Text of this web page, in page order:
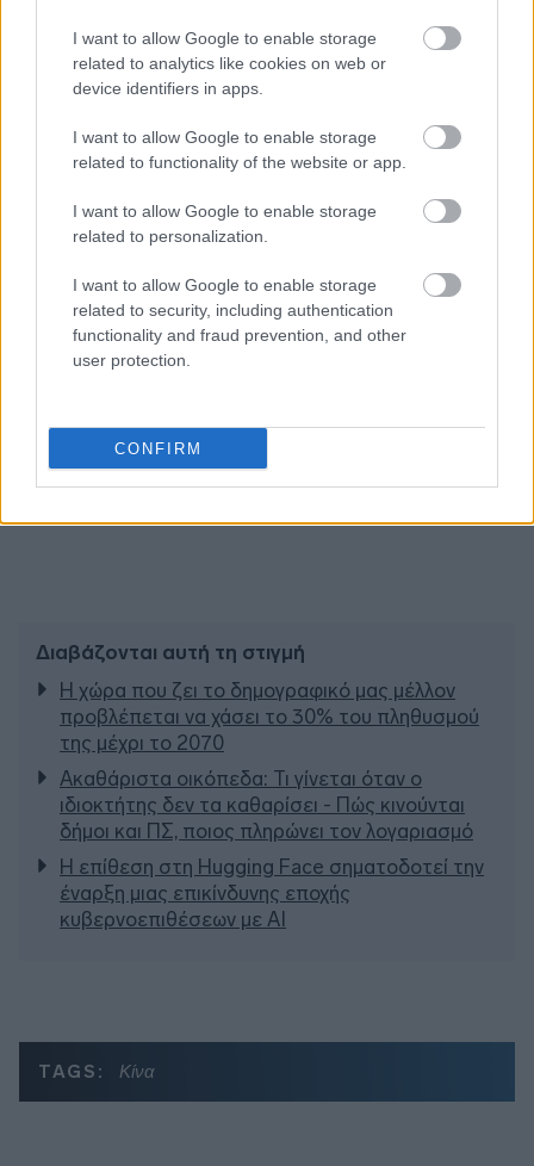
I want to allow Google to enable storage
related to analytics like cookies on web or
device identifiers in apps.
I want to allow Google to enable storage
related to functionality of the website or app.
I want to allow Google to enable storage
related to personalization.
I want to allow Google to enable storage
related to security, including authentication
functionality and fraud prevention, and other
user protection.
CONFIRM
Ακολουθήστε τοinsider.gr στο Google News
και μάθετε
πρώτοι όλες τιςειδήσειςαπό την Ελλάδα και τον κόσμο.
Διαβάζονται αυτή τη στιγμή
Η χώρα που ζει το δημογραφικό μας μέλλον
προβλέπεται να χάσει το 30% του πληθυσμού
της μέχρι το 2070
Ακαθάριστα οικόπεδα: Τι γίνεται όταν ο
ιδιοκτήτης δεν τα καθαρίσει - Πώς κινούνται
δήμοι και ΠΣ, ποιος πληρώνει τον λογαριασμό
Η επίθεση στη Hugging Face σηματοδοτεί την
έναρξη μιας επικίνδυνης εποχής
κυβερνοεπιθέσεων με AI
TAGS: Κίνα